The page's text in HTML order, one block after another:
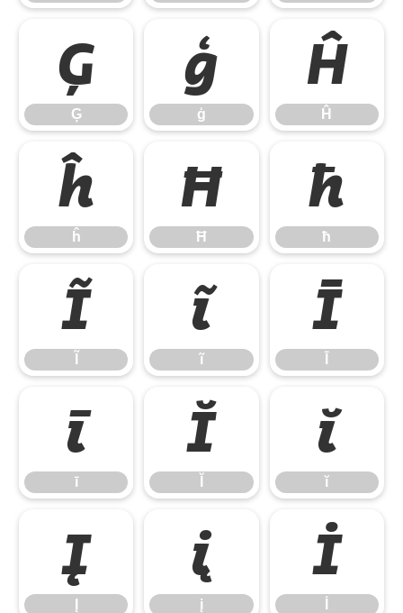
Ģ
Ģ
ģ
ģ
Ĥ
Ĥ
ĥ
ĥ
Ħ
Ħ
ħ
ħ
Ĩ ĩ
ĩ
Ī
ī
ī
Ĭ ĭ
ĭ
Į į
į
İ